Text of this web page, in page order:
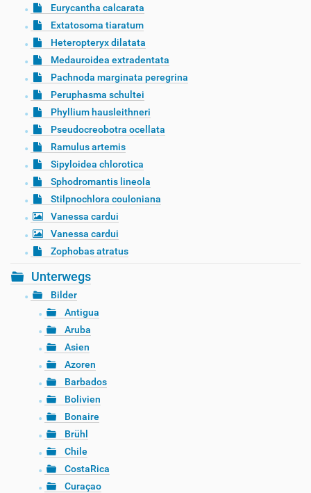
Eurycantha calcarata
Extatosoma tiaratum
Heteropteryx dilatata
Medauroidea extradentata
Pachnoda marginata peregrina
Peruphasma schultei
Phyllium hausleithneri
Pseudocreobotra ocellata
Ramulus artemis
Sipyloidea chlorotica
Sphodromantis lineola
Stilpnochlora couloniana
Vanessa cardui
Vanessa cardui
Zophobas atratus
Unterwegs
Bilder
Antigua
Aruba
Asien
Azoren
Barbados
Bolivien
Bonaire
Brühl
Chile
CostaRica
Curaçao